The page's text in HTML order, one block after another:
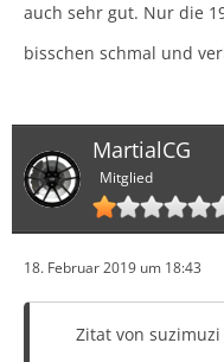
Das reicht erstmal als
Aber das steht noch
auch sehr gut. Nur die
bisschen schmal und
MartialCG
Mitglied
18. Februar 2019 um 18:43
Zitat von suzimuzi